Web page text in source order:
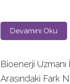
Devamını Oku
Bioenerji Uzmanı
Arasındaki Fark